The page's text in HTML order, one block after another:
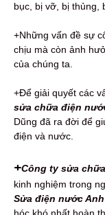
bục, bị vỡ, bị thủng,
+Những vấn đề sự
chịu mà còn ảnh
của chúng ta.
+Để giải quyết các
sửa chữa điện
Dũng đã ra đời để
điện và nước.
+Công ty sửa
kinh nghiệm trong
Sửa điện nước